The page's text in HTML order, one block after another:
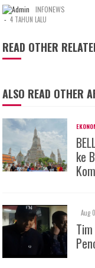
INFONEWS
- 4 TAHUN LALU
READ OTHER
ALSO READ OTHER
ke
Aug